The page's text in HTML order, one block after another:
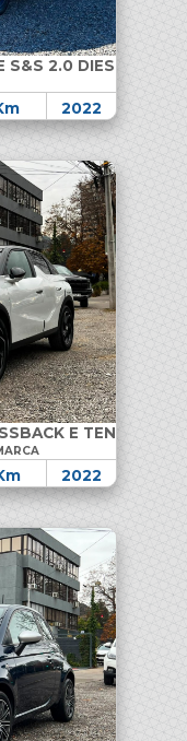
S&S 2.0 DIESEL
2022
E TENSE
2022